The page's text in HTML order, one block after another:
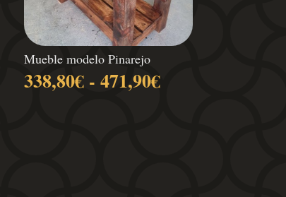
Mueble modelo Pinarejo
338,80€ - 471,90€Rango